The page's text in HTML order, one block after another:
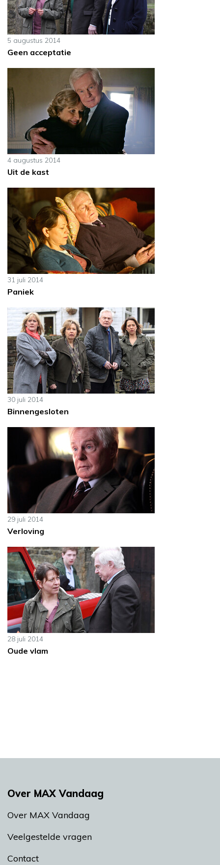
5 augustus 2014
Geen acceptatie
4 augustus 2014
Uit de kast
31 juli 2014
Paniek
30 juli 2014
Binnengesloten
29 juli 2014
Verloving
28 juli 2014
Oude vlam
Over MAX Vandaag
Over MAX Vandaag
Veelgestelde vragen
Contact